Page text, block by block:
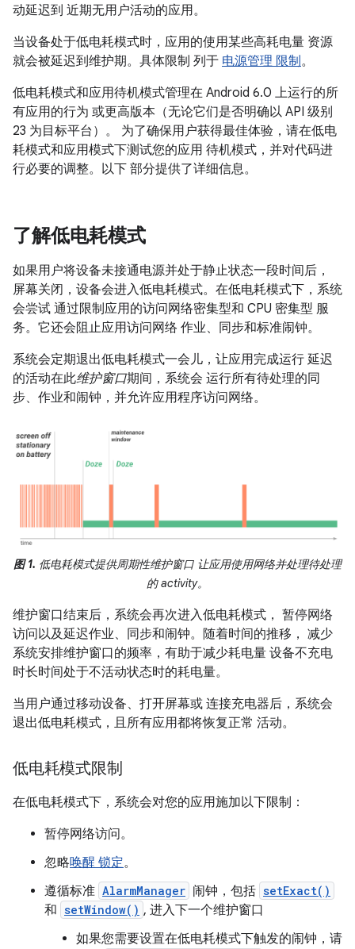
动延迟到 近期无用户活动的应用。
当设备处于低电耗模式时，应用的使用某些高耗电量 资源
就会被延迟到维护期。具体限制 列于 电源管理 限制。
低电耗模式和应用待机模式管理在 Android 6.0 上运行的所
有应用的行为 或更高版本（无论它们是否明确以 API 级别
23 为目标平台）。 为了确保用户获得最佳体验，请在低电
耗模式和应用模式下测试您的应用 待机模式，并对代码进
行必要的调整。以下 部分提供了详细信息。
了解低电耗模式
如果用户将设备未接通电源并处于静止状态一段时间后，
屏幕关闭，设备会进入低电耗模式。在低电耗模式下，系统
会尝试 通过限制应用的访问网络密集型和 CPU 密集型 服
务。它还会阻止应用访问网络 作业、同步和标准闹钟。
系统会定期退出低电耗模式一会儿，让应用完成运行 延迟
的活动在此维护窗口期间，系统会 运行所有待处理的同
步、作业和闹钟，并允许应用程序访问网络。
图 1. 低电耗模式提供周期性维护窗口 让应用使用网络并处理待处理
的 activity。
维护窗口结束后，系统会再次进入低电耗模式， 暂停网络
访问以及延迟作业、同步和闹钟。随着时间的推移， 减少
系统安排维护窗口的频率，有助于减少耗电量 设备不充电
时长时间处于不活动状态时的耗电量。
当用户通过移动设备、打开屏幕或 连接充电器后，系统会
退出低电耗模式，且所有应用都将恢复正常 活动。
低电耗模式限制
在低电耗模式下，系统会对您的应用施加以下限制：
暂停网络访问。
忽略唤醒 锁定。
遵循标准 AlarmManager 闹钟，包括 setExact()
和 setWindow() , 进入下一个维护窗口
如果您需要设置在低电耗模式下触发的闹钟，请